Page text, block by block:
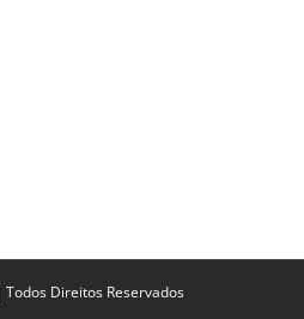
Direitos Reservados